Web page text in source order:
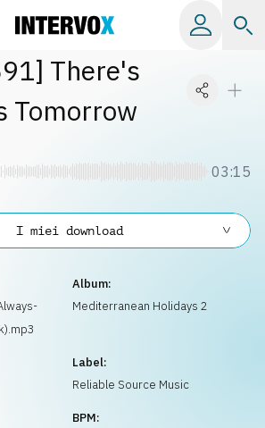
] There's
Tomorrow
03:15
Album:
Mediterranean Holidays 2
Label:
Reliable Source Music
BPM:
I miei download